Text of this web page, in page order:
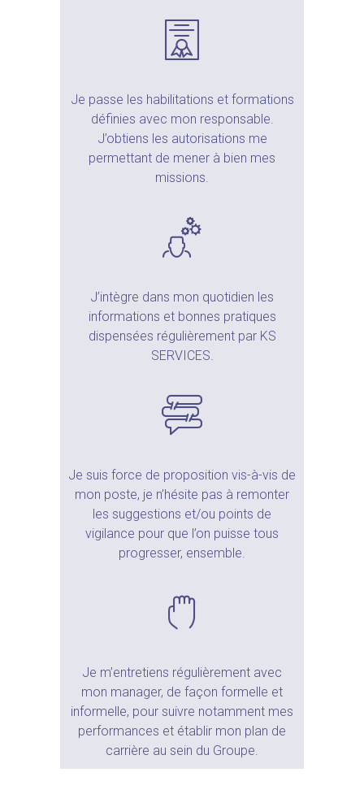
Je passe les habilitations et formations
définies avec mon responsable.
J’obtiens les autorisations me
permettant de mener à bien mes
missions.
J’intègre dans mon quotidien les
informations et bonnes pratiques
dispensées régulièrement par KS
SERVICES.
Je suis force de proposition vis-à-vis de
mon poste, je n’hésite pas à remonter
les suggestions et/ou points de
vigilance pour que l’on puisse tous
progresser, ensemble.
Je m’entretiens régulièrement avec
mon manager, de façon formelle et
informelle, pour suivre notamment mes
performances et établir mon plan de
carrière au sein du Groupe.